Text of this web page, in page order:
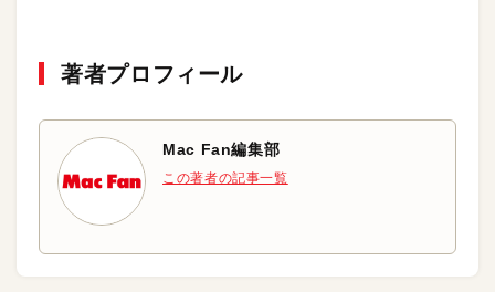
著者プロフィール
Mac Fan編集部
この著者の記事一覧